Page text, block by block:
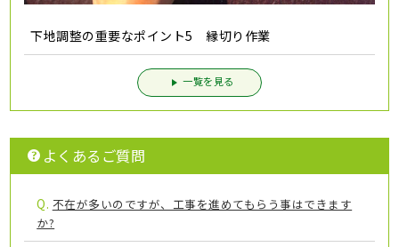
下地調整の重要なポイント5 縁切り作業
一覧を見る
よくあるご質問
Q. 不在が多いのですが、工事を進めてもらう事はできます
か?